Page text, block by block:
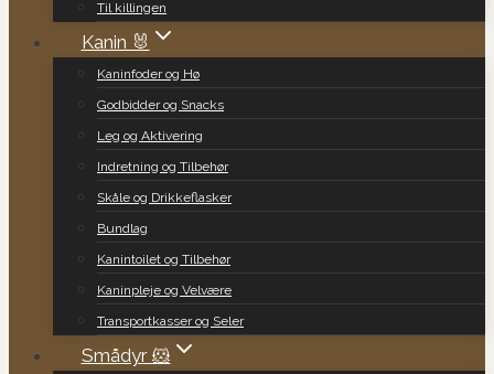
Til killingen
Kanin 🐰
Kaninfoder og Hø
Godbidder og Snacks
Leg og Aktivering
Indretning og Tilbehør
Skåle og Drikkeflasker
Bundlag
Kanintoilet og Tilbehør
Kaninpleje og Velvære
Transportkasser og Seler
Smådyr 🐹